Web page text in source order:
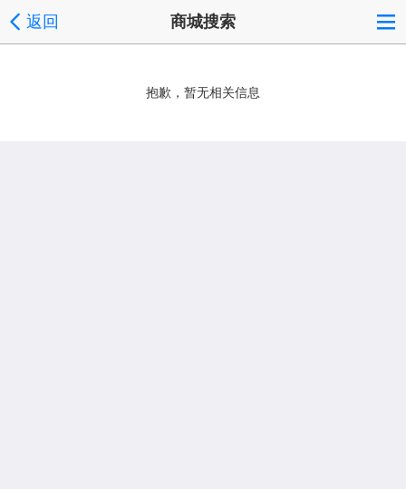
返回 商城搜索
抱歉，暂无相关信息